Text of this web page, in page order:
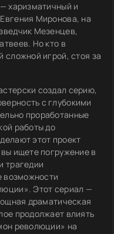
харизматичный и
Миронова, на
Мезенцев,
Но кто в
сложной игрой, стоя за
создал серию,
с глубокими
проработанные
работы до
этот проект
ищете погружение в
трагедии
возможности
Этот сериал —
драматическая
продолжает влиять
революции» на